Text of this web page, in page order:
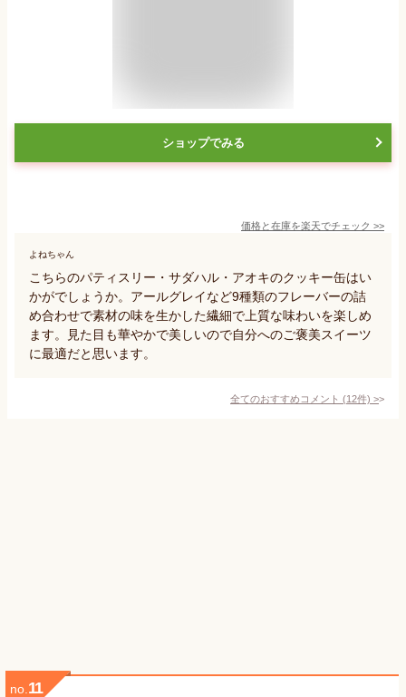
ショップでみる
価格と在庫を楽天でチェック >>
よねちゃん
こちらのパティスリー・サダハル・アオキのクッキー缶はい
かがでしょうか。アールグレイなど9種類のフレーバーの詰
め合わせで素材の味を生かした繊細で上質な味わいを楽しめ
ます。見た目も華やかで美しいので自分へのご褒美スイーツ
に最適だと思います。
全てのおすすめコメント (12件) >
no. 11